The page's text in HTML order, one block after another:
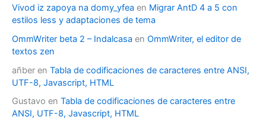
Vivod iz zapoya na domy_yfea en Migrar AntD 4 a 5 con
estilos less y adaptaciones de tema
OmmWriter beta 2 – Indalcasa en OmmWriter, el editor de
textos zen
añber en Tabla de codificaciones de caracteres entre ANSI,
UTF-8, Javascript, HTML
Gustavo en Tabla de codificaciones de caracteres entre
ANSI, UTF-8, Javascript, HTML